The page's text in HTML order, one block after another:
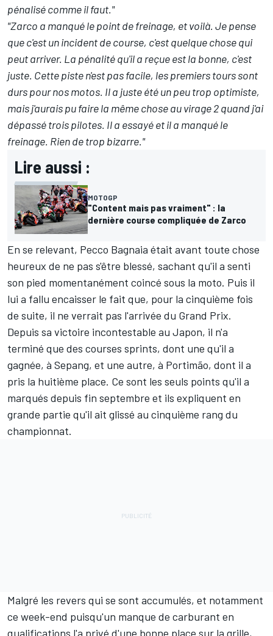
pénalisé comme il faut."
"Zarco a manqué le point de freinage, et voilà. Je pense
que c'est un incident de course, c'est quelque chose qui
peut arriver. La pénalité qu'il a reçue est la bonne, c'est
juste. Cette piste n'est pas facile, les premiers tours sont
durs pour nos motos. Il a juste été un peu trop optimiste,
mais j'aurais pu faire la même chose au virage 2 quand j'ai
dépassé trois pilotes. Il a essayé et il a manqué le
freinage. Rien de trop bizarre."
Lire aussi :
MOTOGP
"Content mais pas vraiment" : la
dernière course compliquée de Zarco
En se relevant, Pecco Bagnaia était avant toute chose
heureux de ne pas s'être blessé, sachant qu'il a senti
son pied momentanément coincé sous la moto. Puis il
lui a fallu encaisser le fait que, pour la cinquième fois
de suite, il ne verrait pas l'arrivée du Grand Prix.
Depuis sa victoire incontestable au Japon, il n'a
terminé que des courses sprints, dont une qu'il a
gagnée, à Sepang, et une autre, à Portimão, dont il a
pris la huitième place. Ce sont les seuls points qu'il a
marqués depuis fin septembre et ils expliquent en
grande partie qu'il ait glissé au cinquième rang du
championnat.
Malgré les revers qui se sont accumulés, et notamment
ce week-end puisqu'un manque de carburant en
qualifications l'a privé d'une bonne place sur la grille,